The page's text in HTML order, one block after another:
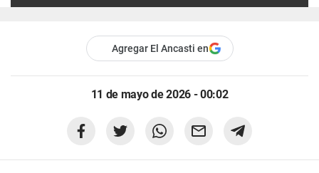
Agregar El Ancasti en
11 de mayo de 2026 - 00:02